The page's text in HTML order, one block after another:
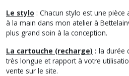
Le stylo : Chacun stylo est une
à la main dans mon atelier à
plus grand soin à la conception.
La cartouche (recharge) : la durée
très longue et rapport à votre
vente sur le site.